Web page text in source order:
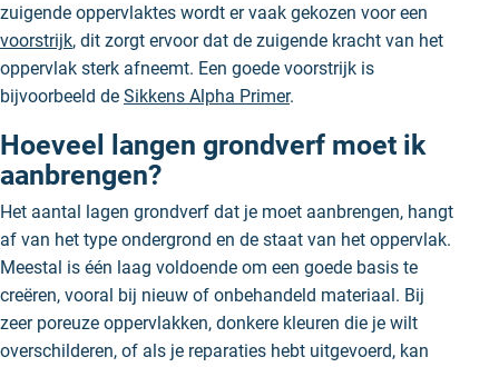
zuigende oppervlaktes wordt er vaak gekozen voor een
voorstrijk, dit zorgt ervoor dat de zuigende kracht van het
oppervlak sterk afneemt. Een goede voorstrijk is
bijvoorbeeld de Sikkens Alpha Primer.
Hoeveel langen grondverf moet ik
aanbrengen?
Het aantal lagen grondverf dat je moet aanbrengen, hangt
af van het type ondergrond en de staat van het oppervlak.
Meestal is één laag voldoende om een goede basis te
creëren, vooral bij nieuw of onbehandeld materiaal. Bij
zeer poreuze oppervlakken, donkere kleuren die je wilt
overschilderen, of als je reparaties hebt uitgevoerd, kan